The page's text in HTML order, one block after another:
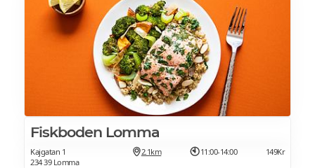
Fiskboden Lomma
Kajgatan 1
234 39 Lomma
2.1km 11:00-14:00 149Kr